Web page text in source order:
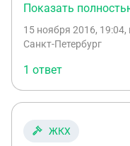
у каждого своя
Можно ли
пользу родителей.
Показать
15 ноября 2016, 19:04,
Санкт-Петербург
1 ответ
ЖКХ